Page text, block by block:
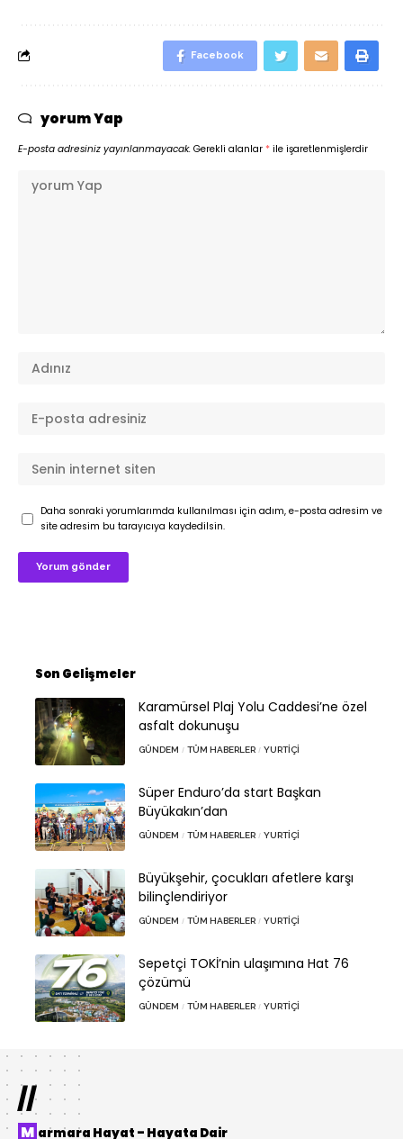
Facebook
yorum Yap
E-posta adresiniz yayınlanmayacak. Gerekli alanlar * ile işaretlenmişlerdir
Daha sonraki yorumlarımda kullanılması için adım, e-posta adresim ve
site adresim bu tarayıcıya kaydedilsin.
Son Gelişmeler
Karamürsel Plaj Yolu Caddesi’ne özel
asfalt dokunuşu
GÜNDEM TÜM HABERLER YURTIÇI
Süper Enduro’da start Başkan
Büyükakın’dan
GÜNDEM TÜM HABERLER YURTIÇI
Büyükşehir, çocukları afetlere karşı
bilinçlendiriyor
GÜNDEM TÜM HABERLER YURTIÇI
Sepetçi TOKİ’nin ulaşımına Hat 76
çözümü
GÜNDEM TÜM HABERLER YURTIÇI
//
Marmara Hayat – Hayata Dair